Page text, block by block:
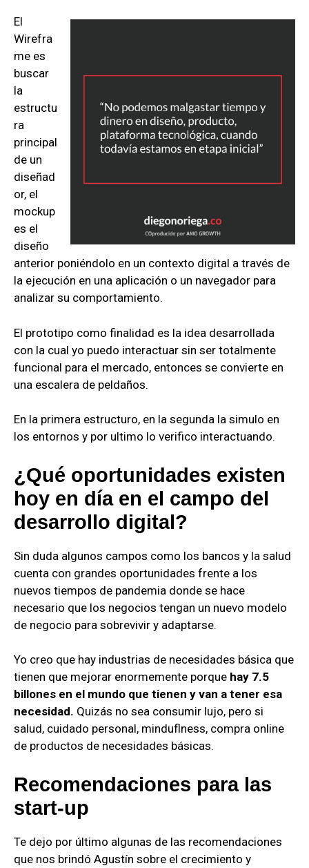
El
Wirefra
me es
buscar
la
estructu
ra
principal
de un
diseñad
or, el
mockup
es el
diseño
anterior poniéndolo en un contexto digital a través de
la ejecución en una aplicación o un navegador para
analizar su comportamiento.
El prototipo como finalidad es la idea desarrollada
con la cual yo puedo interactuar sin ser totalmente
funcional para el mercado, entonces se convierte en
una escalera de peldaños.
En la primera estructuro, en la segunda la simulo en
los entornos y por ultimo lo verifico interactuando.
¿Qué oportunidades existen
hoy en día en el campo del
desarrollo digital?
Sin duda algunos campos como los bancos y la salud
cuenta con grandes oportunidades frente a los
nuevos tiempos de pandemia donde se hace
necesario que los negocios tengan un nuevo modelo
de negocio para sobrevivir y adaptarse.
Yo creo que hay industrias de necesidades básica que
tienen que mejorar enormemente porque hay 7.5
billones en el mundo que tienen y van a tener esa
necesidad. Quizás no sea consumir lujo, pero si
salud, cuidado personal, minduflness, compra online
de productos de necesidades básicas.
Recomendaciones para las
start-up
Te dejo por último algunas de las recomendaciones
que nos brindó Agustín sobre el crecimiento y